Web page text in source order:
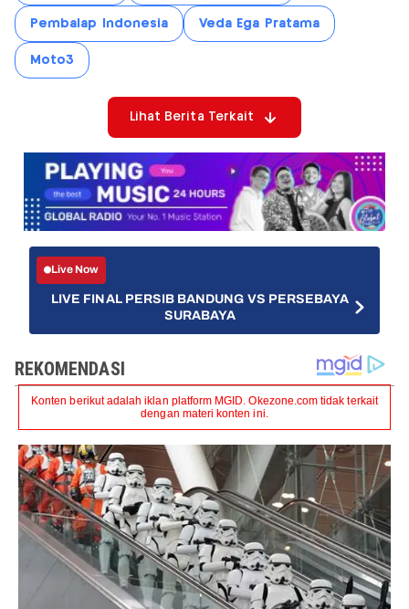
Pembalap Indonesia Veda Ega Pratama
Moto3
Lihat Berita Terkait
Live Now
LIVE FINAL PERSIB BANDUNG VS PERSEBAYA
SURABAYA